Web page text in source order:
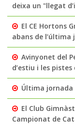
deixa un "llegat
El CE Hortons
abans de l’última
Avinyonet del
d’estiu i les pistes
Última jornada
El Club
Campionat de